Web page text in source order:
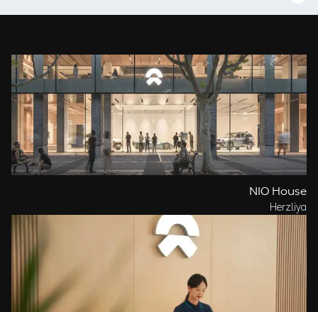
עומדים
תמיד
לשרותך
NIO House
Herzliya